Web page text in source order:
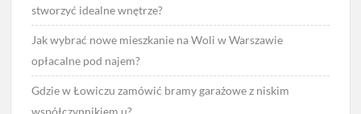
stworzyć idealne wnętrze?
Jak wybrać nowe mieszkanie na Woli w Warszawie
opłacalne pod najem?
Gdzie w Łowiczu zamówić bramy garażowe z niskim